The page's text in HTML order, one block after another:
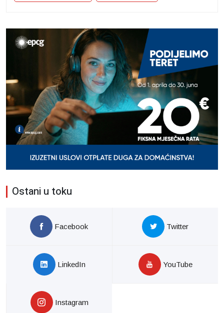
Ostani u toku
Facebook Twitter
LinkedIn YouTube
Instagram